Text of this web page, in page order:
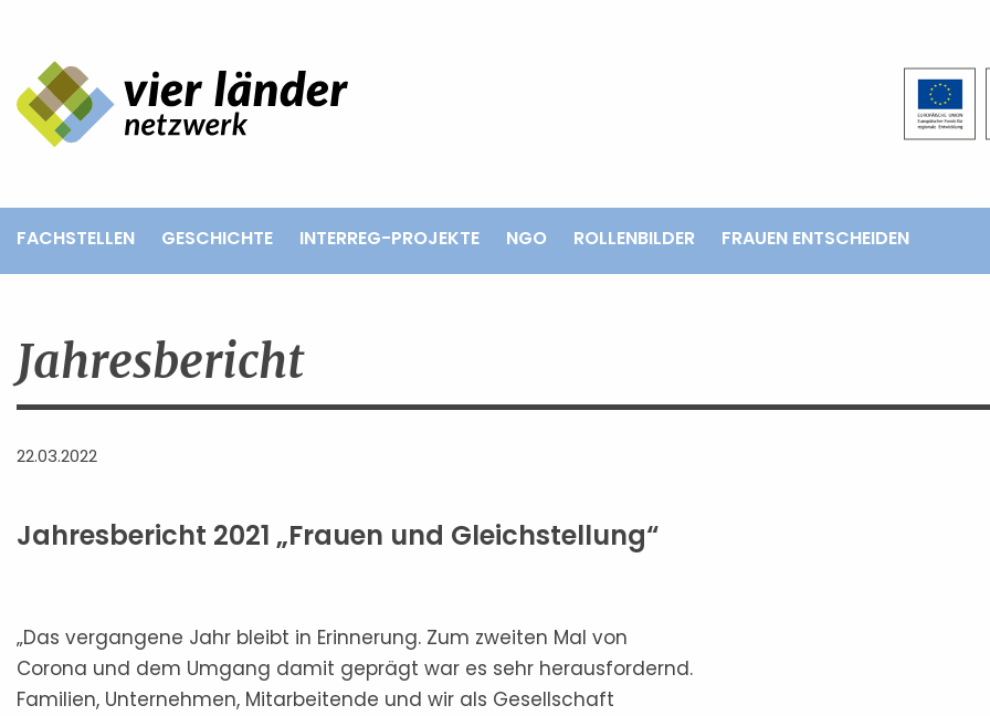
Datenschutz
FACHSTELLEN GESCHICHTE INTERREG-PROJEKTE NGO ROLLENBILDER FRAUEN ENTSCHEIDEN
Jahresbericht
22.03.2022
Jahresbericht 2021 „Frauen und Gleichstellung“
„Das vergangene Jahr bleibt in Erinnerung. Zum zweiten Mal von
Corona und dem Umgang damit geprägt war es sehr herausfordernd.
Familien, Unternehmen, Mitarbeitende und wir als Gesellschaft